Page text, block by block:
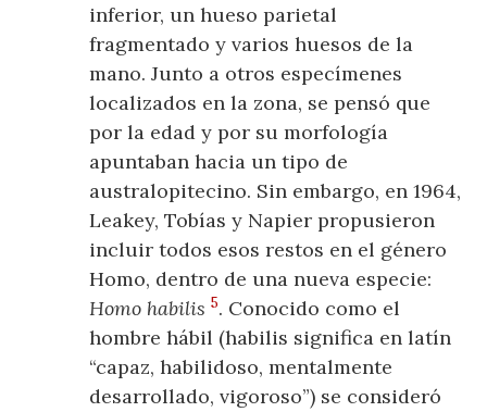
inferior, un hueso parietal
fragmentado y varios huesos de la
mano. Junto a otros especímenes
localizados en la zona, se pensó que
por la edad y por su morfología
apuntaban hacia un tipo de
australopitecino. Sin embargo, en 1964,
Leakey, Tobías y Napier propusieron
incluir todos esos restos en el género
Homo, dentro de una nueva especie:
Homo habilis 5. Conocido como el
hombre hábil (habilis significa en latín
“capaz, habilidoso, mentalmente
desarrollado, vigoroso”) se consideró